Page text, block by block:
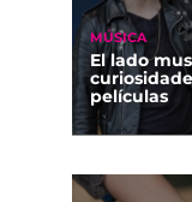
MÚSICA
El lado
películas